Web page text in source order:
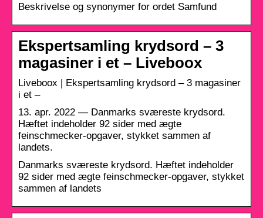
Beskrivelse og synonymer for ordet Samfund
Ekspertsamling krydsord – 3
magasiner i et – Liveboox
Liveboox | Ekspertsamling krydsord – 3 magasiner
i et –
13. apr. 2022 — Danmarks sværeste krydsord.
Hæftet indeholder 92 sider med ægte
feinschmecker-opgaver, stykket sammen af
landets.
Danmarks sværeste krydsord. Hæftet indeholder
92 sider med ægte feinschmecker-opgaver, stykket
sammen af landets